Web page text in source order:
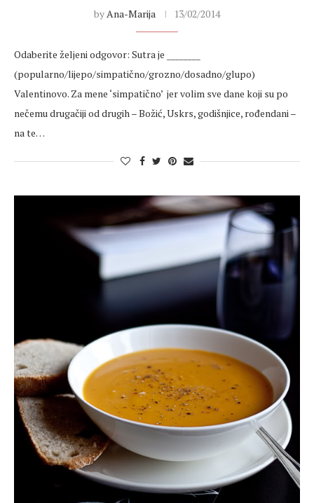
byAna-Marija 13/02/2014
Odaberite željeni odgovor: Sutra je ________
(popularno/lijepo/simpatično/grozno/dosadno/glupo)
Valentinovo. Za mene ‘simpatično’ jer volim sve dane koji su po
nečemu drugačiji od drugih – Božić, Uskrs, godišnjice, rođendani –
na te…